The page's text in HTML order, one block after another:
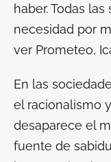
haber. Todas
necesidad por
ver Prometeo,
En las
el racionalismo
desaparece el
fuente de